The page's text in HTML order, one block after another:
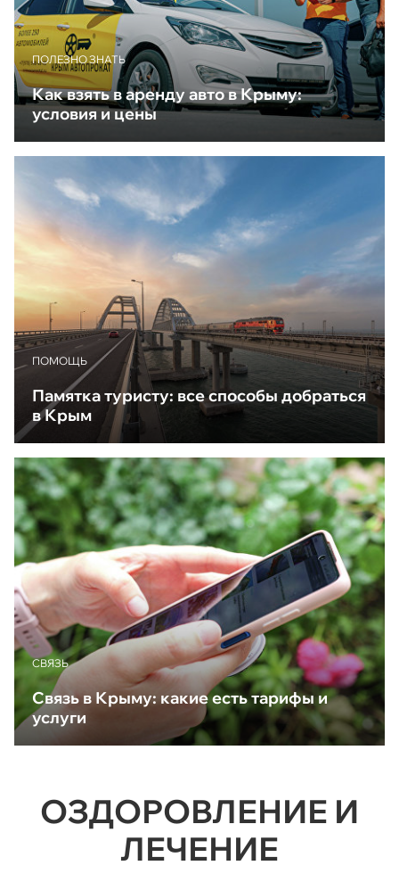
ПОЛЕЗНО ЗНАТЬ
Как взять в аренду авто в Крыму:
условия и цены
ПОМОЩЬ
Памятка туристу: все способы добраться
в Крым
CВЯЗЬ
Связь в Крыму: какие есть тарифы и
услуги
ОЗДОРОВЛЕНИЕ И
ЛЕЧЕНИЕ